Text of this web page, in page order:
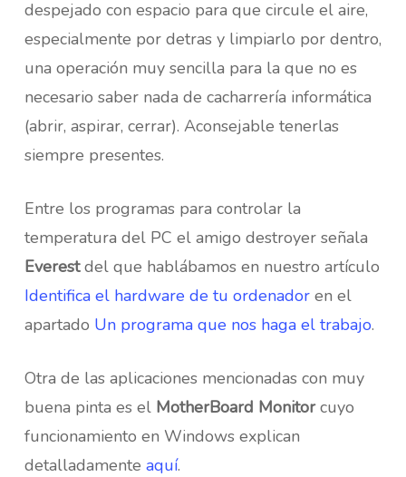
despejado con espacio para que circule el aire,
especialmente por detras y limpiarlo por dentro,
una operación muy sencilla para la que no es
necesario saber nada de cacharrería informática
(abrir, aspirar, cerrar). Aconsejable tenerlas
siempre presentes.
Entre los programas para controlar la
temperatura del PC el amigo destroyer señala
Everestdel que hablábamos en nuestro artículo
Identifica el hardware de tu ordenadoren el
apartado Un programa que nos haga el trabajo.
Otra de las aplicaciones mencionadas con muy
buena pinta es el MotherBoard Monitorcuyo
funcionamiento en Windows explican
detalladamente aquí.